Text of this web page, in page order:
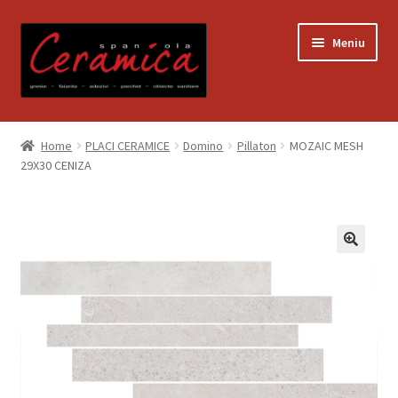
la
navigare
la
conținut
Meniu
Prima pagină
Blog
Contul meu
Despre noi
Home PLACI CERAMICE Domino Pillaton
MOZAIC MESH
29X30 CENIZA